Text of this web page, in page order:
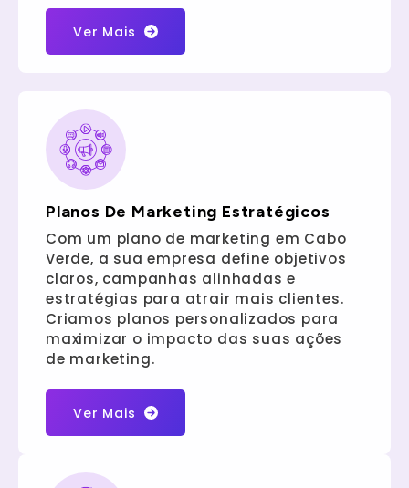
Ver Mais
Planos De Marketing Estratégicos
Com um plano de marketing em Cabo
Verde, a sua empresa define objetivos
claros, campanhas alinhadas e
estratégias para atrair mais clientes.
Criamos planos personalizados para
maximizar o impacto das suas ações
de marketing.
Ver Mais